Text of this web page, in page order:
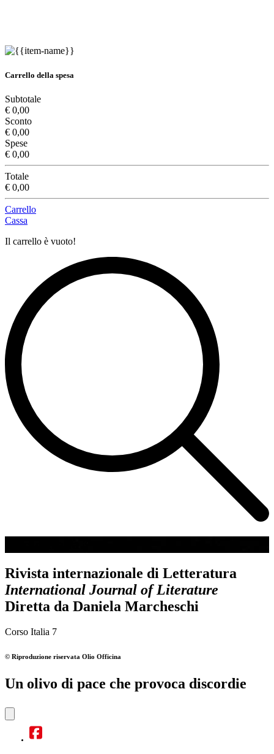
Carrello della spesa
Subtotale
€ 0,00
Sconto
€ 0,00
Spese
€ 0,00
Totale
€ 0,00
Carrello
Cassa
Il carrello è vuoto!
Rivista internazionale di Letteratura
International Journal of Literature
Diretta da Daniela Marcheschi
Corso Italia 7
© Riproduzione riservata Olio Officina
Un olivo di pace che provoca discordie